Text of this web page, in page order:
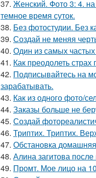
37. Женский. Фото 3: 4.
темное время суток.
38. Без фотостудии. Без
39. Создай не меняя
40. Один из самых
41. Как преодолеть
42. Подписывайтесь на
зарабатывать.
43. Как из одного фото/
44. Заказы больше не
45. Создай
46. Триптих. Триптих.
47. Обстановка
48. Алина загитова
49. Промт. Мое лицо на